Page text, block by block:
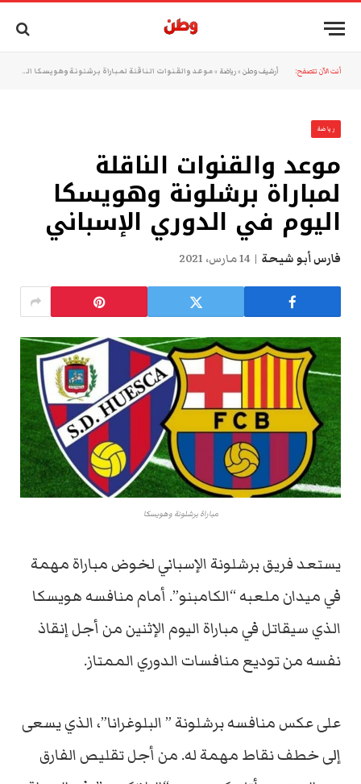
أنت الآن تتصفح: أرشيف وطن »رياضة »موعد والقنوات الناقلة لمباراة برشلونة وهويسكا اليوم في الدوري الإسباني
رياضة
موعد والقنوات الناقلة
لمباراة برشلونة وهويسكا
اليوم في الدوري الإسباني
فارس أبو شيحة 14 مارس، 2021
مباراة برشلونة وهويسكا
يستعد فريق برشلونة الإسباني لخوض مباراة مهمة
في ميدان ملعبه “الكامبنو”. أمام منافسه هويسكا
الذي سيقاتل في مباراة اليوم الإثنين من أجل إنقاذ
نفسه من توديع منافسات الدوري الممتاز.
على عكس منافسه برشلونة ” البلوغرانا”، الذي يسعى
إلى خطف نقاط مهمة له. من أجل تقليص الفارق